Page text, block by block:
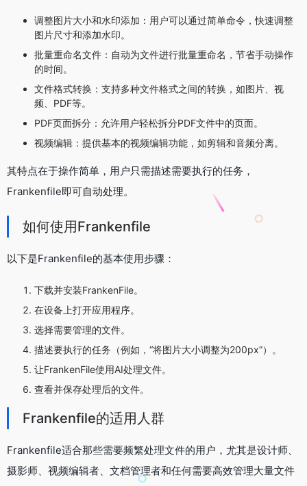
调整图片大小和水印添加：用户可以通过简单命令，快速调整
图片尺寸和添加水印。
批量重命名文件：自动为文件进行批量重命名，节省手动操作
的时间。
文件格式转换：支持多种文件格式之间的转换，如图片、视
频、PDF等。
PDF页面拆分：允许用户轻松拆分PDF文件中的页面。
视频编辑：提供基本的视频编辑功能，如剪辑和音频分离。
其特点在于操作简单，用户只需描述需要执行的任务，
Frankenfile即可自动处理。
如何使用Frankenfile
以下是Frankenfile的基本使用步骤：
下载并安装FrankenFile。
在设备上打开应用程序。
选择需要管理的文件。
描述要执行的任务（例如，“将图片大小调整为200px”）。
让FrankenFile使用AI处理文件。
查看并保存处理后的文件。
Frankenfile的适用人群
Frankenfile适合那些需要频繁处理文件的用户，尤其是设计师、
摄影师、视频编辑者、文档管理者和任何需要高效管理大量文件